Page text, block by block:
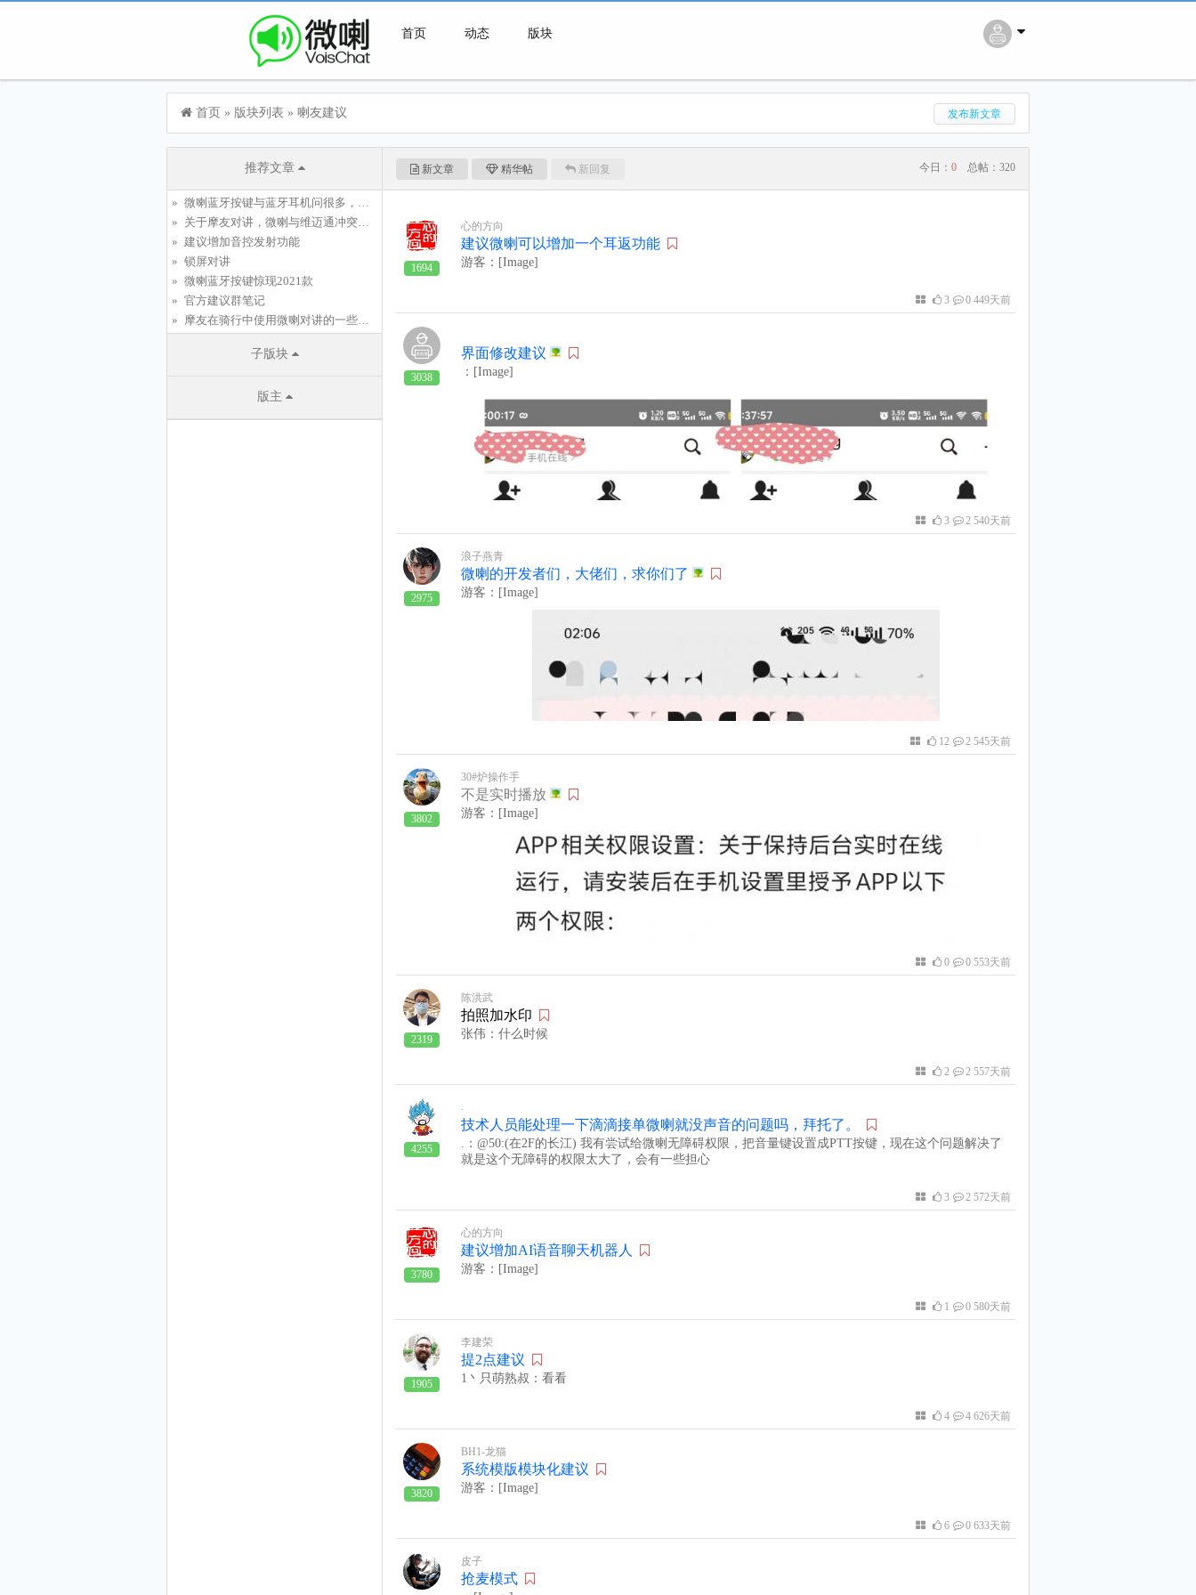
首页 动态 版块
搜 索
首页 » 版块列表 » 喇友建议 发布新文章
推荐文章
微喇蓝牙按键与蓝牙耳机问很多，以下收集。
关于摩友对讲，微喇与维迈通冲突的原因解决想法
建议增加音控发射功能
锁屏对讲
微喇蓝牙按键惊现2021款
官方建议群笔记
摩友在骑行中使用微喇对讲的一些问题、心得及建议
子版块
版主
新文章 精华帖 新回复 今日： 0 总帖： 320
1694
心的方向
建议微喇可以增加一个耳返功能
游客：[Image]
3 0 449天前
3038
界面修改建议
：[Image]
3 2 540天前
2975
浪子燕青
微喇的开发者们，大佬们，求你们了
游客：[Image]
12 2 545天前
3802
30#炉操作手
不是实时播放
游客：[Image]
0 0 553天前
2319
陈洪武
拍照加水印
张伟：什么时候
2 2 557天前
4255
.
技术人员能处理一下滴滴接单微喇就没声音的问题吗，拜托了。
.：@50:(在2F的长江) 我有尝试给微喇无障碍权限，把音量键设置成PTT按键，现在这个问题解决了
就是这个无障碍的权限太大了，会有一些担心
3 2 572天前
3780
心的方向
建议增加AI语音聊天机器人
游客：[Image]
1 0 580天前
1905
李建荣
提2点建议
1丶只萌熟叔：看看
4 4 626天前
3820
BH1-龙猫
系统模版模块化建议
游客：[Image]
6 0 633天前
皮子
抢麦模式